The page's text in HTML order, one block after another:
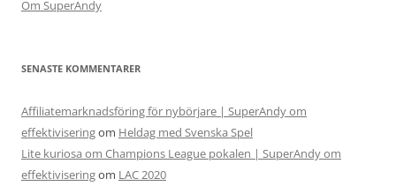
Om SuperAndy
SENASTE KOMMENTARER
Affiliatemarknadsföring för nybörjare | SuperAndy om
effektiviseringom Heldag med Svenska Spel
Lite kuriosa om Champions League pokalen | SuperAndy om
effektiviseringom LAC 2020